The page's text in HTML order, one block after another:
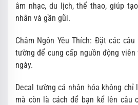
âm nhạc, du lịch, thể thao, giúp
nhân và gần gũi.
Châm Ngôn Yêu Thích: Đặt các
tường để cung cấp nguồn động
ngày.
Decal tường cá nhân hóa không
mà còn là cách để bạn kể lên câu